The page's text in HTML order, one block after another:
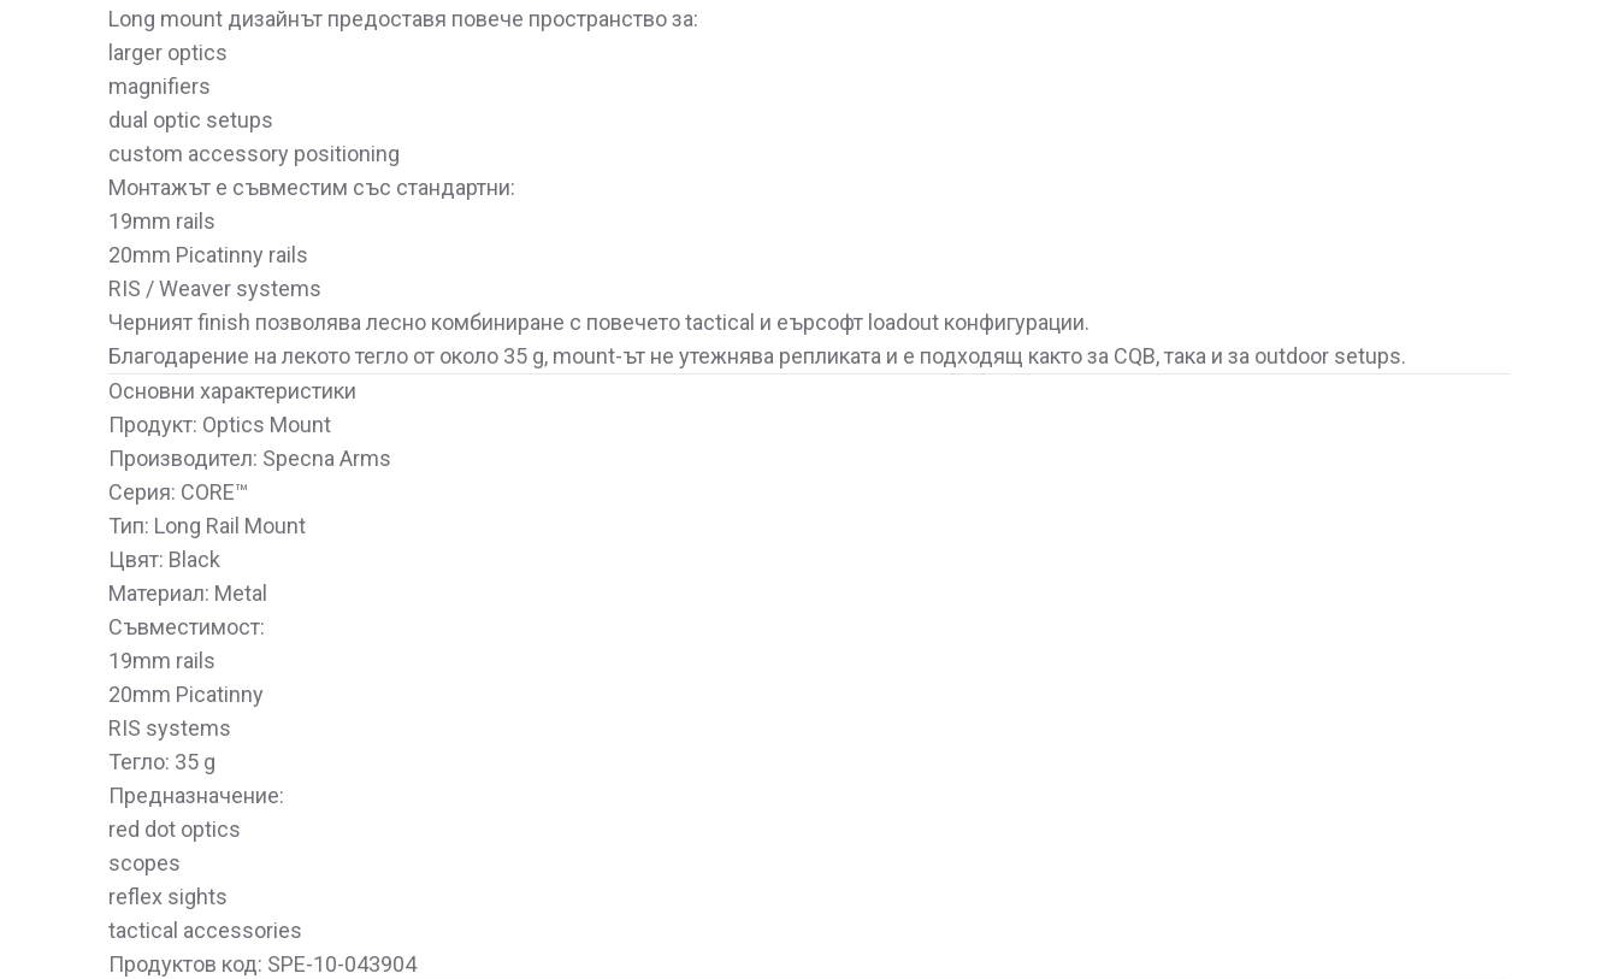
Long mount дизайнът предоставя повече пространство за:
larger optics
magnifiers
dual optic setups
custom accessory positioning
Монтажът е съвместим със стандартни:
19mm rails
20mm Picatinny rails
RIS / Weaver systems
Черният finish позволява лесно комбиниране с повечето tactical и еърсофт loadout конфигурации.
Благодарение на лекото тегло от около 35 g, mount-ът не утежнява репликата и е подходящ както за CQB, така и за outdoor setups.
Основни характеристики
Продукт: Optics Mount
Производител: Specna Arms
Серия: CORE™
Тип: Long Rail Mount
Цвят: Black
Материал: Metal
Съвместимост:
19mm rails
20mm Picatinny
RIS systems
Тегло: 35 g
Предназначение:
red dot optics
scopes
reflex sights
tactical accessories
Продуктов код: SPE-10-043904